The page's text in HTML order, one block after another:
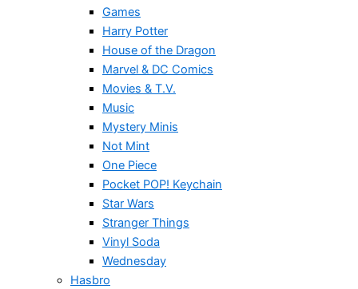
Games
Harry Potter
House of the Dragon
Marvel & DC Comics
Movies & T.V.
Music
Mystery Minis
Not Mint
One Piece
Pocket POP! Keychain
Star Wars
Stranger Things
Vinyl Soda
Wednesday
Hasbro